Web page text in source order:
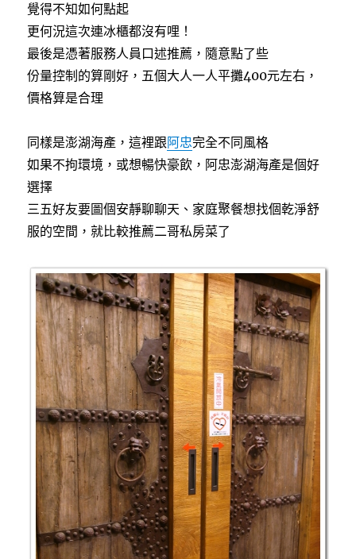
覺得不知如何點起
更何況這次連冰櫃都沒有哩！
最後是憑著服務人員口述推薦，隨意點了些
份量控制的算剛好，五個大人一人平攤400元左右，
價格算是合理
同樣是澎湖海產，這裡跟阿忠完全不同風格
如果不拘環境，或想暢快豪飲，阿忠澎湖海產是個好
選擇
三五好友要圖個安靜聊聊天、家庭聚餐想找個乾淨舒
服的空間，就比較推薦二哥私房菜了